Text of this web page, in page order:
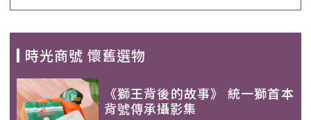
時光商號 懷舊選物
《獅王背後的故事》 統一獅首本
背號傳承攝影集